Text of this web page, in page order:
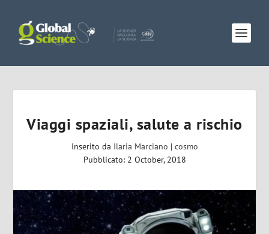
Viaggi spaziali, salute a rischio
Inserito da Ilaria Marciano | cosmo
Pubblicato: 2 October, 2018